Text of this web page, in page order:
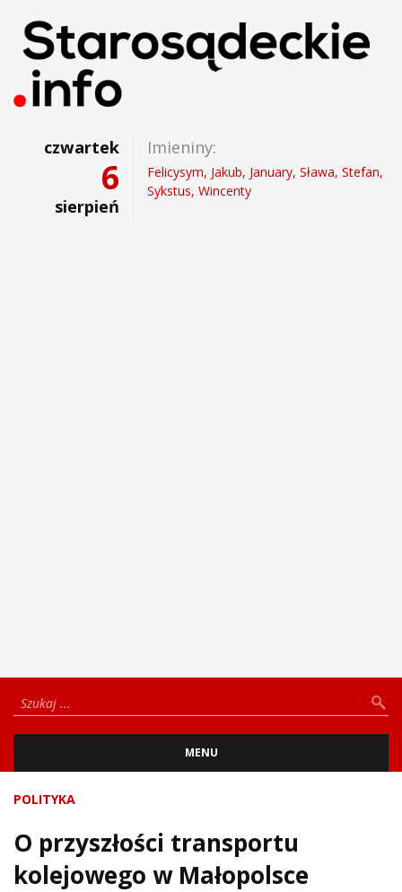
czwartek
6
sierpień
Imieniny:
Felicysym, Jakub, January, Sława, Stefan,
Sykstus, Wincenty
MENU
POLITYKA
O przyszłości transportu
kolejowego w Małopolsce